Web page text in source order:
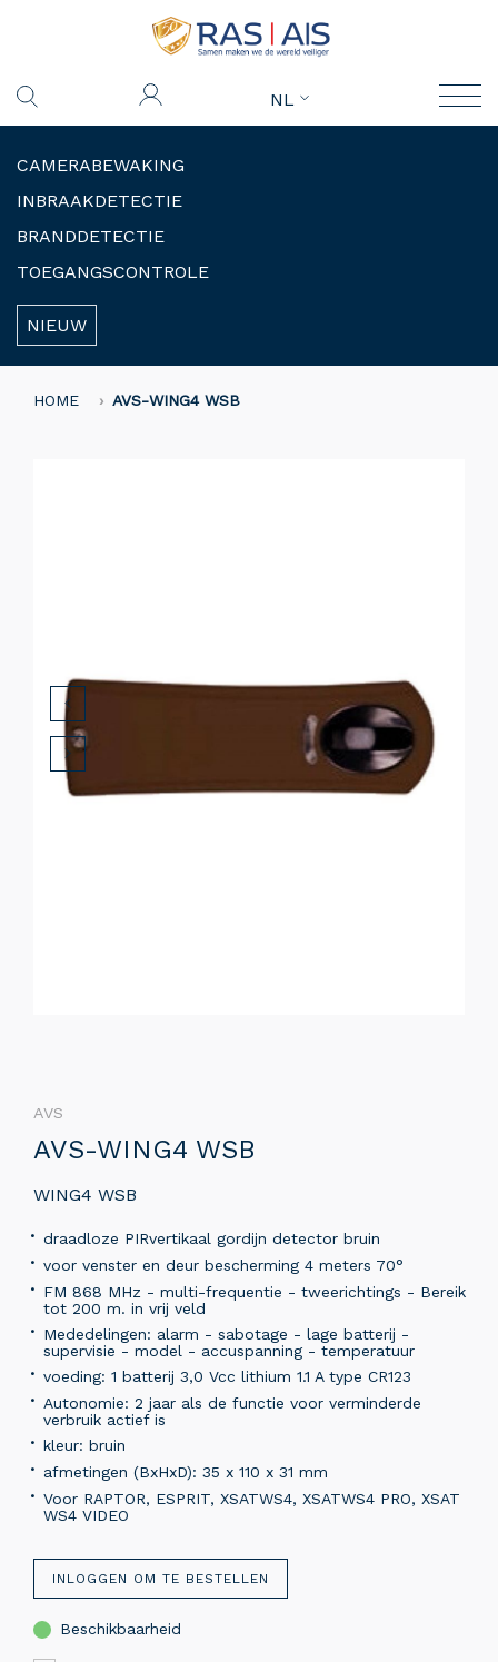
NL
CAMERABEWAKING
INBRAAKDETECTIE
BRANDDETECTIE
TOEGANGSCONTROLE
NIEUW
HOME AVS-WING4 WSB
AVS
AVS-WING4 WSB
WING4 WSB
draadloze PIRvertikaal gordijn detector bruin
voor venster en deur bescherming 4 meters 70°
FM 868 MHz - multi-frequentie - tweerichtings - Bereik
tot 200 m. in vrij veld
Mededelingen: alarm - sabotage - lage batterij -
supervisie - model - accuspanning - temperatuur
voeding: 1 batterij 3,0 Vcc lithium 1.1 A type CR123
Autonomie: 2 jaar als de functie voor verminderde
verbruik actief is
kleur: bruin
afmetingen (BxHxD): 35 x 110 x 31 mm
Voor RAPTOR, ESPRIT, XSATWS4, XSATWS4 PRO, XSAT
WS4 VIDEO
INLOGGEN OM TE BESTELLEN
Beschikbaarheid